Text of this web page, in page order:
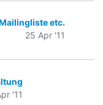
etc.
25 Apr '11
'11